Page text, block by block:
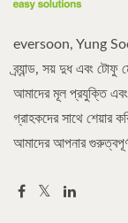
eversoon, Yung
ব্র্যান্ড, সয় দুধ এবং টোফু
আমাদের মূল প্রযুক্তি এবং
গ্রাহকদের সাথে শেয়ার
আমাদের আপনার